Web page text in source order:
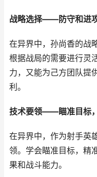
战略选择——防守和进
在异界中，孙尚香的战
根据战局的需要进行灵
力，又能为己方团队提
利。
技术要领——瞄准目标
在异界中，作为射手英
领。学会瞄准目标，精
果和战斗能力。